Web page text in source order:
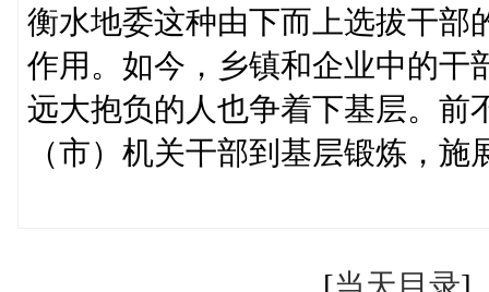
衡水地委这种由下而上选拔干部
作用。如今，乡镇和企业中的干
远大抱负的人也争着下基层。前
（市）机关干部到基层锻炼，
[当天目录